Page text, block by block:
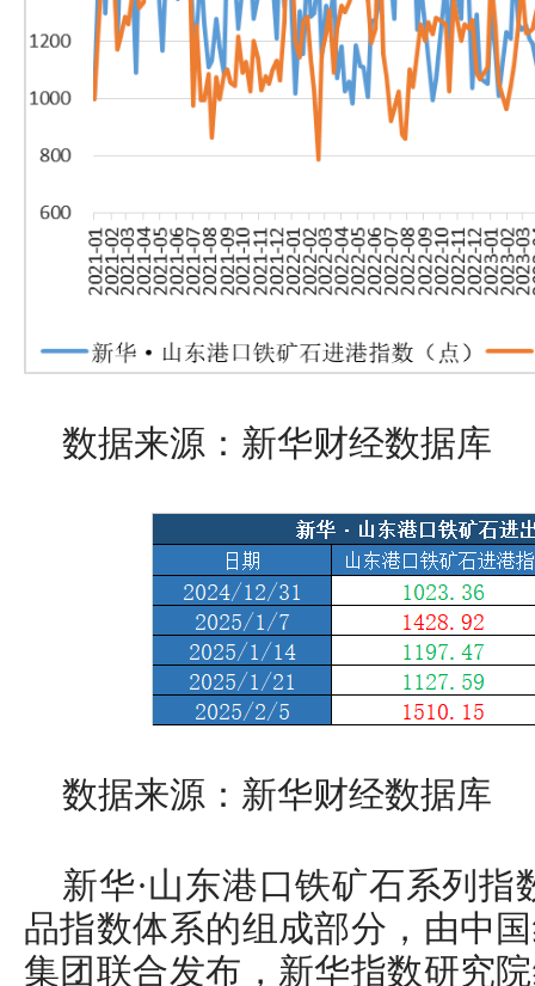
数据来源：新华财经数据库
数据来源：新华财经数据库
新华·山东港口铁矿石系列指
品指数体系的组成部分，由中
集团联合发布，新华指数研究